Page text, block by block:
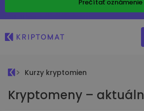
Prečítať oznámenie
Kurzy kryptomien
Kryptomeny –